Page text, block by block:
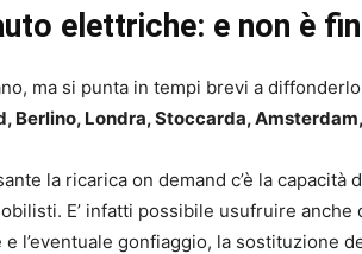
elettriche: e non è
ma si punta in tempi brevi a
Berlino, Londra, Stoccarda,
la ricarica on demand c’è la capacità
E’ infatti possibile usufruire anche
l’eventuale gonfiaggio, la sostituzione